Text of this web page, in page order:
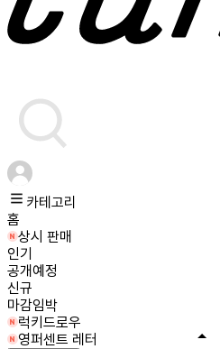
카테고리
홈
상시 판매
인기
공개예정
신규
마감임박
럭키드로우
영퍼센트 레터